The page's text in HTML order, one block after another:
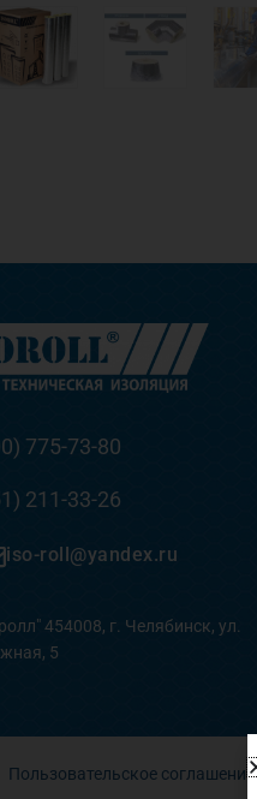
775-73-80
211-33-26
iso-roll@yandex.ru
454008, г. Челябинск, ул.
5
Пользовательское соглашение